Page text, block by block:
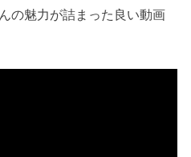
の魅力が詰まった良い動画